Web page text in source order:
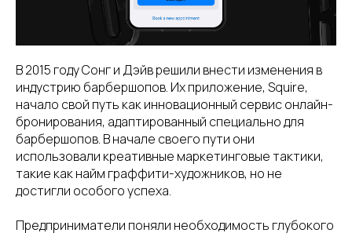
В 2015 году Сонг и Дэйв решили внести изменения в
индустрию барбершопов. Их приложение, Squire,
начало свой путь как инновационный сервис онлайн-
бронирования, адаптированный специально для
барбершопов. В начале своего пути они
использовали креативные маркетинговые тактики,
такие как найм граффити-художников, но не
достигли особого успеха.
Предприниматели поняли необходимость глубокого